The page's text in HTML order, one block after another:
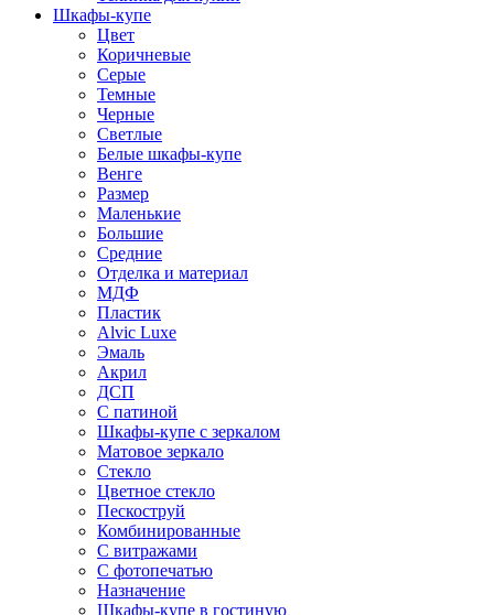
Шкафы-купе
Цвет
Коричневые
Серые
Темные
Черные
Светлые
Белые шкафы-купе
Венге
Размер
Маленькие
Большие
Средние
Отделка и материал
МДФ
Пластик
Alvic Luxe
Эмаль
Акрил
ДСП
С патиной
Шкафы-купе с зеркалом
Матовое зеркало
Стекло
Цветное стекло
Пескоструй
Комбинированные
С витражами
С фотопечатью
Назначение
Шкафы-купе в гостиную